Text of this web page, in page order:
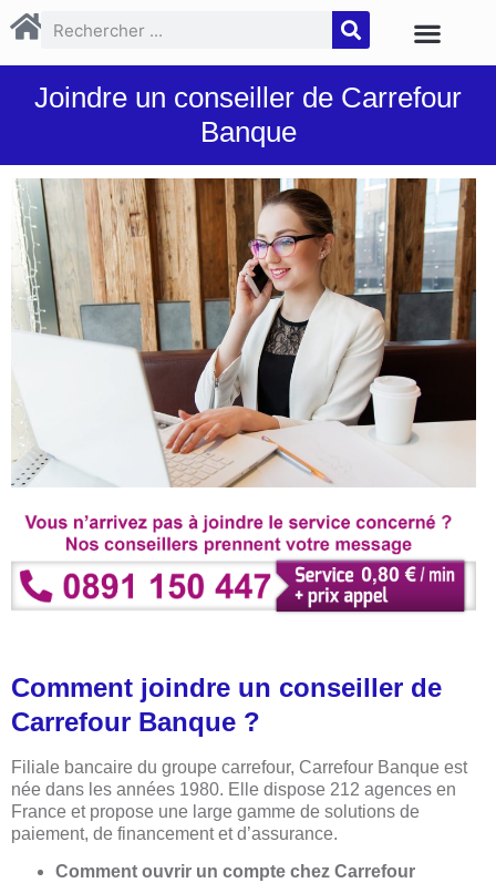
Joindre un conseiller de Carrefour
Banque
Comment joindre un conseiller de
Carrefour Banque ?
Filiale bancaire du groupe carrefour, Carrefour Banque est
née dans les années 1980. Elle dispose 212 agences en
France et propose une large gamme de solutions de
paiement, de financement et d’assurance.
Comment ouvrir un compte chez Carrefour